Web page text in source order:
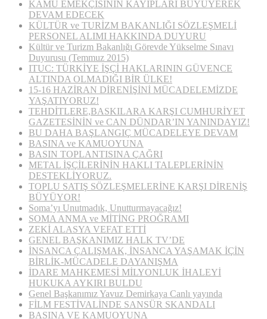
KAMU EMEKÇİSİNİN KAYIPLARI BÜYÜYEREK
DEVAM EDECEK
KÜLTÜR ve TURİZM BAKANLIĞI SÖZLEŞMELİ
PERSONEL ALIMI HAKKINDA DUYURU
Kültür ve Turizm Bakanlığı Görevde Yükselme Sınavı
Duyurusu (Temmuz 2015)
ITUC: TÜRKİYE İŞÇİ HAKLARININ GÜVENCE
ALTINDA OLMADIĞI BİR ÜLKE!
15-16 HAZİRAN DİRENİŞİNİ MÜCADELEMİZDE
YAŞATIYORUZ!
TEHDİTLERE,BASKILARA KARŞI CUMHURİYET
GAZETESİNİN ve CAN DÜNDAR’IN YANINDAYIZ!
BU DAHA BAŞLANGIÇ MÜCADELEYE DEVAM
BASINA ve KAMUOYUNA
BASIN TOPLANTISINA ÇAĞRI
METAL İŞÇİLERİNİN HAKLI TALEPLERİNİN
DESTEKLİYORUZ.
TOPLU SATIŞ SÖZLEŞMELERİNE KARŞI DİRENİŞ
BÜYÜYOR!
Soma’yı Unutmadık, Unutturmayacağız!
SOMA ANMA ve MİTİNG PROĞRAMI
ZEKİ ALASYA VEFAT ETTİ
GENEL BAŞKANIMIZ HALK TV’DE
İNSANCA ÇALIŞMAK, İNSANCA YAŞAMAK İÇİN
BİRLİK-MÜCADELE DAYANIŞMA
İDARE MAHKEMESİ MİLYONLUK İHALEYİ
HUKUKA AYKIRI BULDU
Genel Başkanımız Yavuz Demirkaya Canlı yayında
FİLM FESTİVALİNDE SANSÜR SKANDALI
BASINA VE KAMUOYUNA